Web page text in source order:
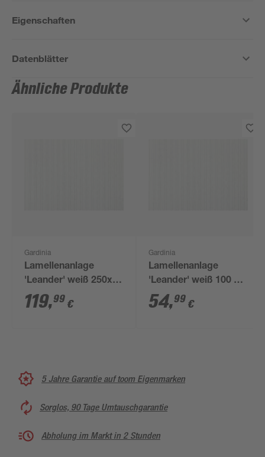
Eigenschaften
Datenblätter
Ähnliche Produkte
Gardinia
Lamellenanlage
'Leander' weiß 250x
260 cm
119,99 €
Gardinia
Lamellenanlage
'Leander' weiß 100 x
260 cm
54,99 €
5 Jahre Garantie auf toom Eigenmarken
Sorglos, 90 Tage Umtauschgarantie
Abholung im Markt in 2 Stunden